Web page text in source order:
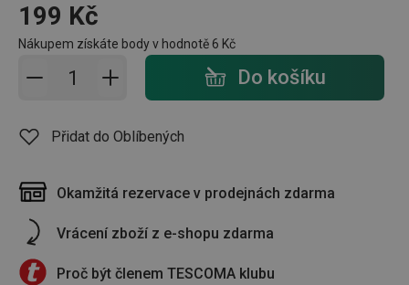
199 Kč
Nákupem získáte body v hodnotě6 Kč
Přidat do košíku - počet Do košíku
Přidat do Oblíbených
Okamžitá rezervace v prodejnách zdarma
Vrácení zboží z e-shopu zdarma
Proč být členem TESCOMA klubu